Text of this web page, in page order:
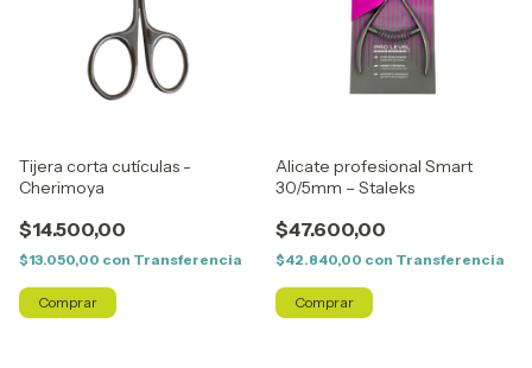
Tijera corta cutículas -
Cherimoya
$14.500,00
$13.050,00 con Transferencia
Alicate profesional Smart
30/5mm – Staleks
$47.600,00
$42.840,00 con Transferencia